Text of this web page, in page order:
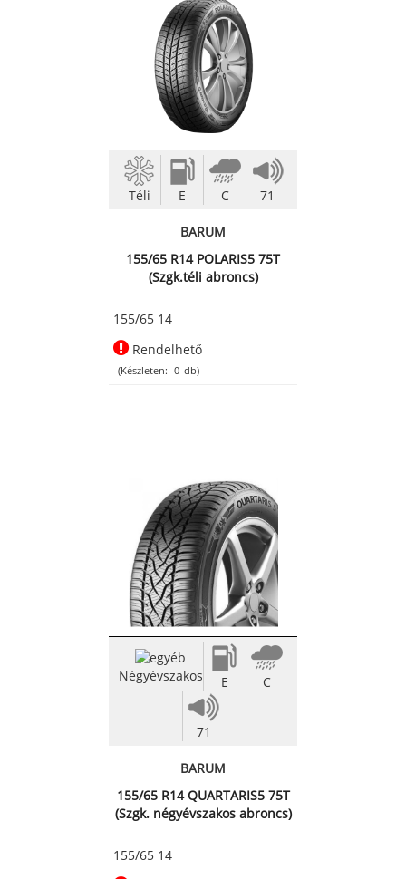
Téli E C 71
BARUM
155/65 R14 POLARIS5 75T
(Szgk.téli abroncs)
155/65 14
Rendelhető
(Készleten: 0 db)
Négyévszakos E C
71
BARUM
155/65 R14 QUARTARIS5 75T
(Szgk. négyévszakos abroncs)
155/65 14